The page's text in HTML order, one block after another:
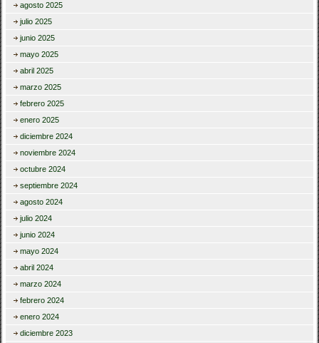
agosto 2025
julio 2025
junio 2025
mayo 2025
abril 2025
marzo 2025
febrero 2025
enero 2025
diciembre 2024
noviembre 2024
octubre 2024
septiembre 2024
agosto 2024
julio 2024
junio 2024
mayo 2024
abril 2024
marzo 2024
febrero 2024
enero 2024
diciembre 2023